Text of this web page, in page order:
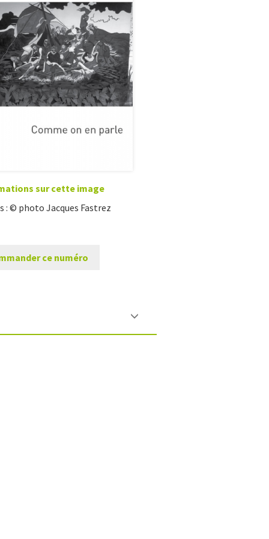
sur cette image
: © photo Jacques Fastrez
ce numéro